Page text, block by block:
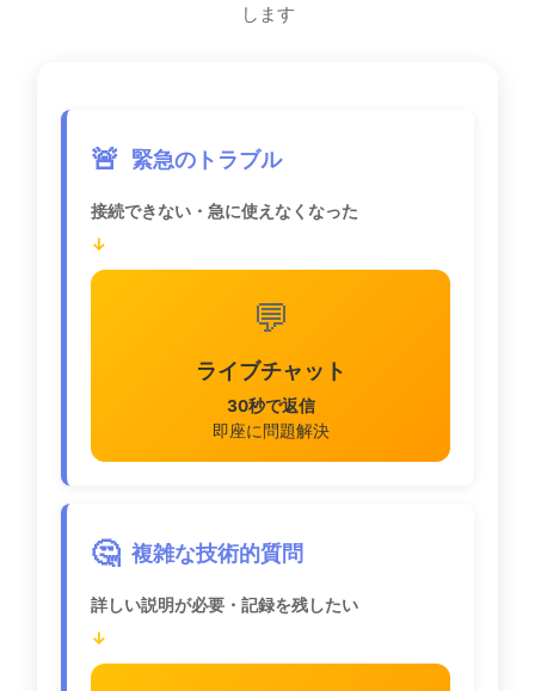
します
🚨 緊急のトラブル
接続できない・急に使えなくなった
↓
💬
ライブチャット
30秒で返信
即座に問題解決
🤔 複雑な技術的質問
詳しい説明が必要・記録を残したい
↓